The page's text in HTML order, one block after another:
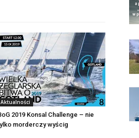
Aktualności
2019 Konsal Challenge – nie
morderczy wyścig